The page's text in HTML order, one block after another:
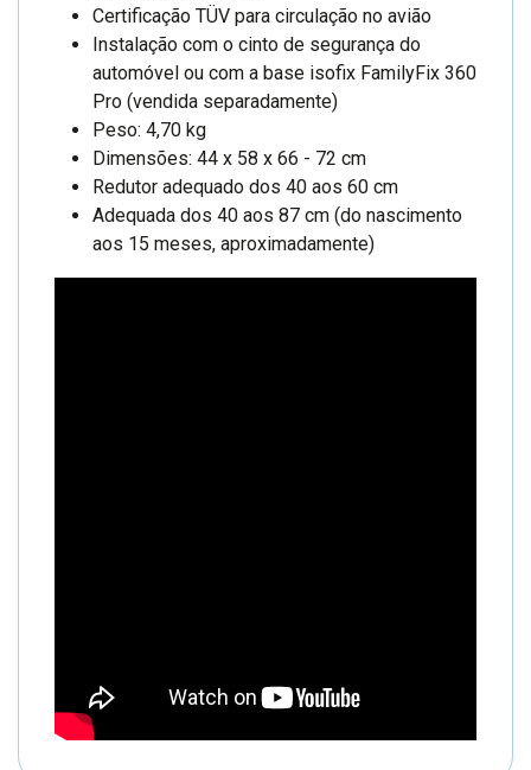
Certificação TÜV para circulação no avião
Instalação com o cinto de segurança do
automóvel ou com a base isofix FamilyFix 360
Pro (vendida separadamente)
Peso: 4,70 kg
Dimensões: 44 x 58 x 66 - 72 cm
Redutor adequado dos 40 aos 60 cm
Adequada dos 40 aos 87 cm (do nascimento
aos 15 meses, aproximadamente)